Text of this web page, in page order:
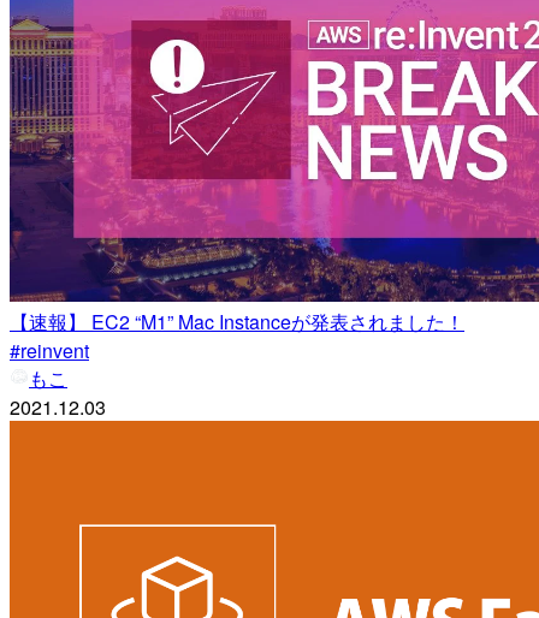
【速報】 EC2 “M1” Mac Instanceが発表されました！
#reinvent
もこ
2021.12.03